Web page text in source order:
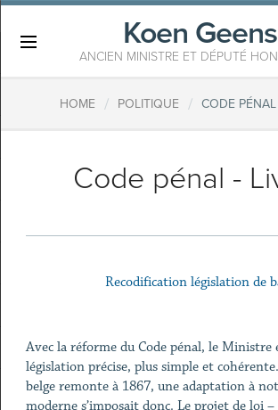
Koen Geens
ANCIEN MINISTRE ET DÉPUTÉ
HOME / POLITIQUE / CODE
Code pénal -
Recodification législation de
Avec la réforme du Code pénal, le Ministre
législation précise, plus simple et
belge remonte à 1867, une adaptation à
moderne s’imposait donc. Le projet de loi